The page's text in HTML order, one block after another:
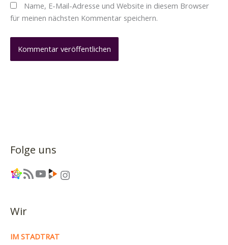
Name, E-Mail-Adresse und Website in diesem Browser
für meinen nächsten Kommentar speichern.
Folge uns
Link RSS-Feed YouTube Link Instagram
Wir
IM STADTRAT